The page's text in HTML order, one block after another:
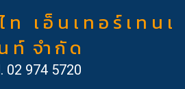
เ อ็ น เ ท อ ร์ เ ท น เ
ท์ จำ กั ด
02 974 5720